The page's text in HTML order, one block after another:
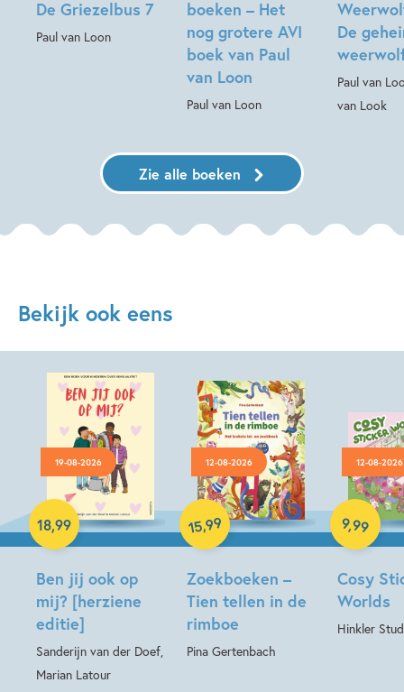
De Griezelbus 7
Paul van Loon
boeken – Het
nog grotere AVI
boek van Paul
van Loon
Paul van Loon
De
Paul van
van Look
Zie alle boeken
Bekijk ook eens
19-08-2026
Ben jij ook op
mij? [herziene
editie]
Sanderijn van der Doef,
Marian Latour
18,99
Hardcover
12-08-2026
Zoekboeken –
Tien tellen in de
rimboe
Pina Gertenbach
15,99
Hardcover
12-08-2026
Cosy
Worlds
Hinkler
9,99
Paperback